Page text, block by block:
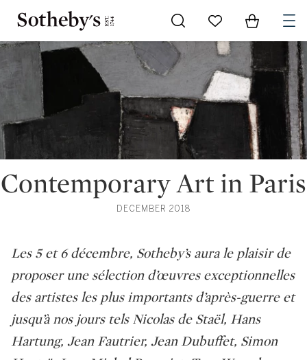
Go to My Favorites
Items in
Contemporary Art in Paris
DECEMBER 2018
Les 5 et 6 décembre, Sotheby’s aura le plaisir de
proposer une sélection d’œuvres exceptionnelles
des artistes les plus importants d’après-guerre et
jusqu’à nos jours tels Nicolas de Staël, Hans
Hartung, Jean Fautrier, Jean Dubuffet, Simon